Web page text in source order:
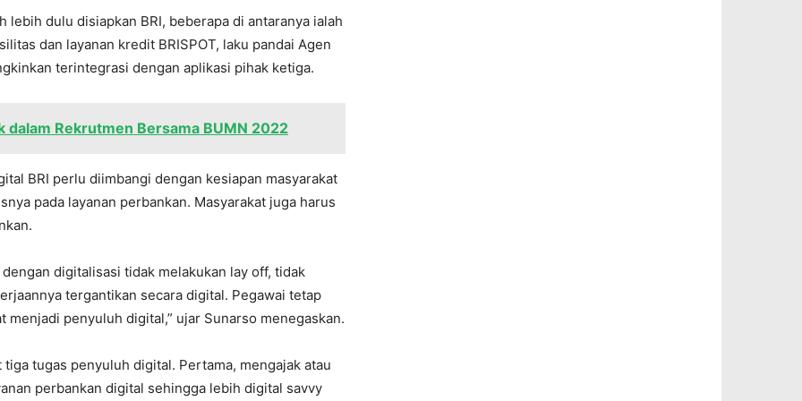
dulu disiapkan BRI, beberapa di antaranya ialah
dan layanan kredit BRISPOT, laku pandai Agen
terintegrasi dengan aplikasi pihak ketiga.
dalam Rekrutmen Bersama BUMN 2022
BRI perlu diimbangi dengan kesiapan masyarakat
pada layanan perbankan. Masyarakat juga harus
digitalisasi tidak melakukan lay off, tidak
tergantikan secara digital. Pegawai tetap
penyuluh digital,” ujar Sunarso menegaskan.
tugas penyuluh digital. Pertama, mengajak atau
perbankan digital sehingga lebih digital savvy